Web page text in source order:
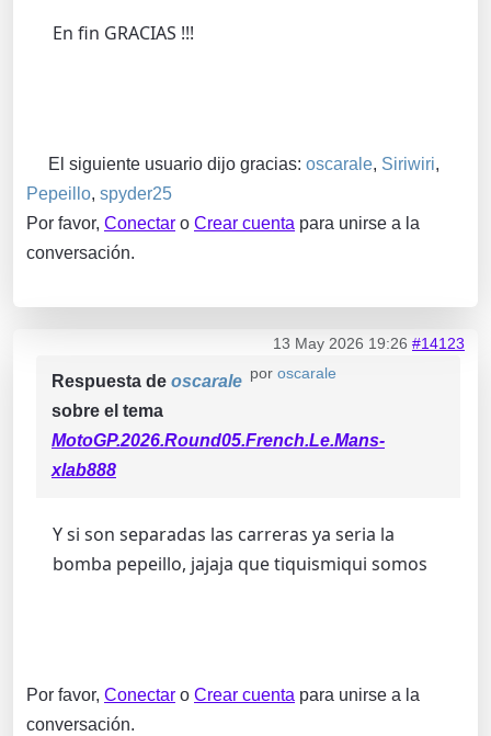
En fin GRACIAS !!!
El siguiente usuario dijo gracias: oscarale, Siriwiri,
Pepeillo, spyder25
Por favor, Conectar o Crear cuenta para unirse a la
conversación.
13 May 2026 19:26 #14123
por oscarale
Respuesta de oscarale
sobre el tema
MotoGP.2026.Round05.French.Le.Mans-
xlab888
Y si son separadas las carreras ya seria la
bomba pepeillo, jajaja que tiquismiqui somos
Por favor, Conectar o Crear cuenta para unirse a la
conversación.